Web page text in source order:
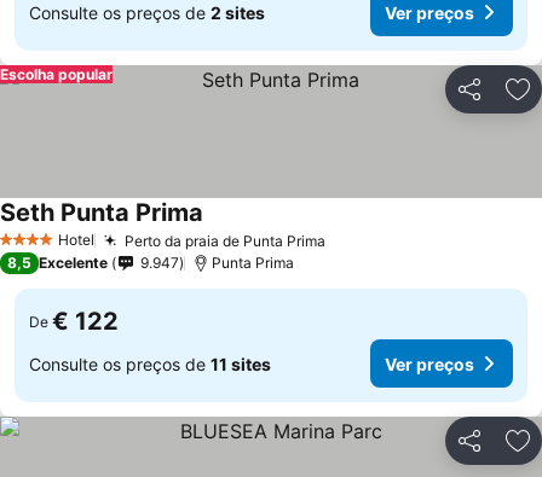
Consulte os preços de 2 sites Ver preços
Partilhar
Escolha popular
4 EstrelasHotel Perto da praia de Punta Prima
Seth Punta Prima
8,5 Excelente 9.947 Punta Prima
De € 122
Consulte os preços de 11 sites Ver preços
Partilhar